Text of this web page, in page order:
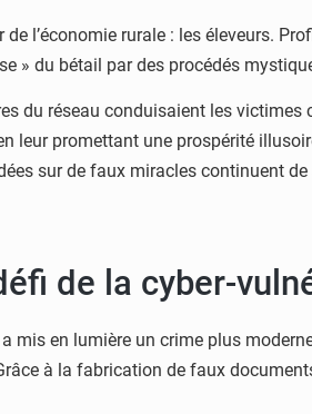
l’économie rurale : les éleveurs.
» du bétail par des procédés
du réseau conduisaient les
leur promettant une prospérité
sur de faux miracles continuent de
de la cyber-
mis en lumière un crime plus
à la fabrication de faux